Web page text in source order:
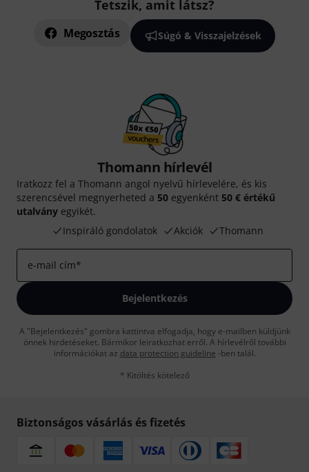
Tetszik, amit látsz?
Megosztás Súgó & Visszajelzések
Thomann hírlevél
Iratkozz fel a Thomann angol nyelvű hírlevelére, és kis
szerencsével megnyerheted a 50 egyenként 50 € értékű
utalvány egyikét.
Inspiráló gondolatok
Akciók Thomann
e-mail cím*
Bejelentkezés
A "Bejelentkezés" gombra kattintva elfogadja, hogy e-mailben küldjünk
önnek hirdetéseket. Bármikor leiratkozhat erről. A hírlevélről további
információkat az data protection guideline -ben talál.
* Kitöltés kötelező
Biztonságos vásárlás és fizetés